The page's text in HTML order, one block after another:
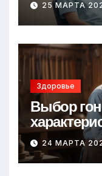
25 МАРТА
Здоровье
Выбор
24 МАРТА